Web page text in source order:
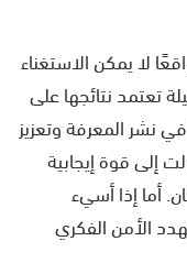
لا يمكن الاستغناء
تعتمد نتائجها على
نشر المعرفة وتعزيز
إلى قوة إيجابية
أما إذا أسيء
الأمن الفكري